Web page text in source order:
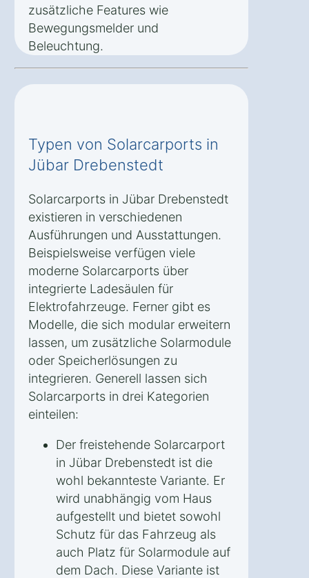
zusätzliche Features wie
Bewegungsmelder und
Beleuchtung.
Typen von Solarcarports in
Jübar Drebenstedt
Solarcarports in Jübar Drebenstedt
existieren in verschiedenen
Ausführungen und Ausstattungen.
Beispielsweise verfügen viele
moderne Solarcarports über
integrierte Ladesäulen für
Elektrofahrzeuge. Ferner gibt es
Modelle, die sich modular erweitern
lassen, um zusätzliche Solarmodule
oder Speicherlösungen zu
integrieren. Generell lassen sich
Solarcarports in drei Kategorien
einteilen:
Der freistehende Solarcarport
in Jübar Drebenstedt ist die
wohl bekannteste Variante. Er
wird unabhängig vom Haus
aufgestellt und bietet sowohl
Schutz für das Fahrzeug als
auch Platz für Solarmodule auf
dem Dach. Diese Variante ist